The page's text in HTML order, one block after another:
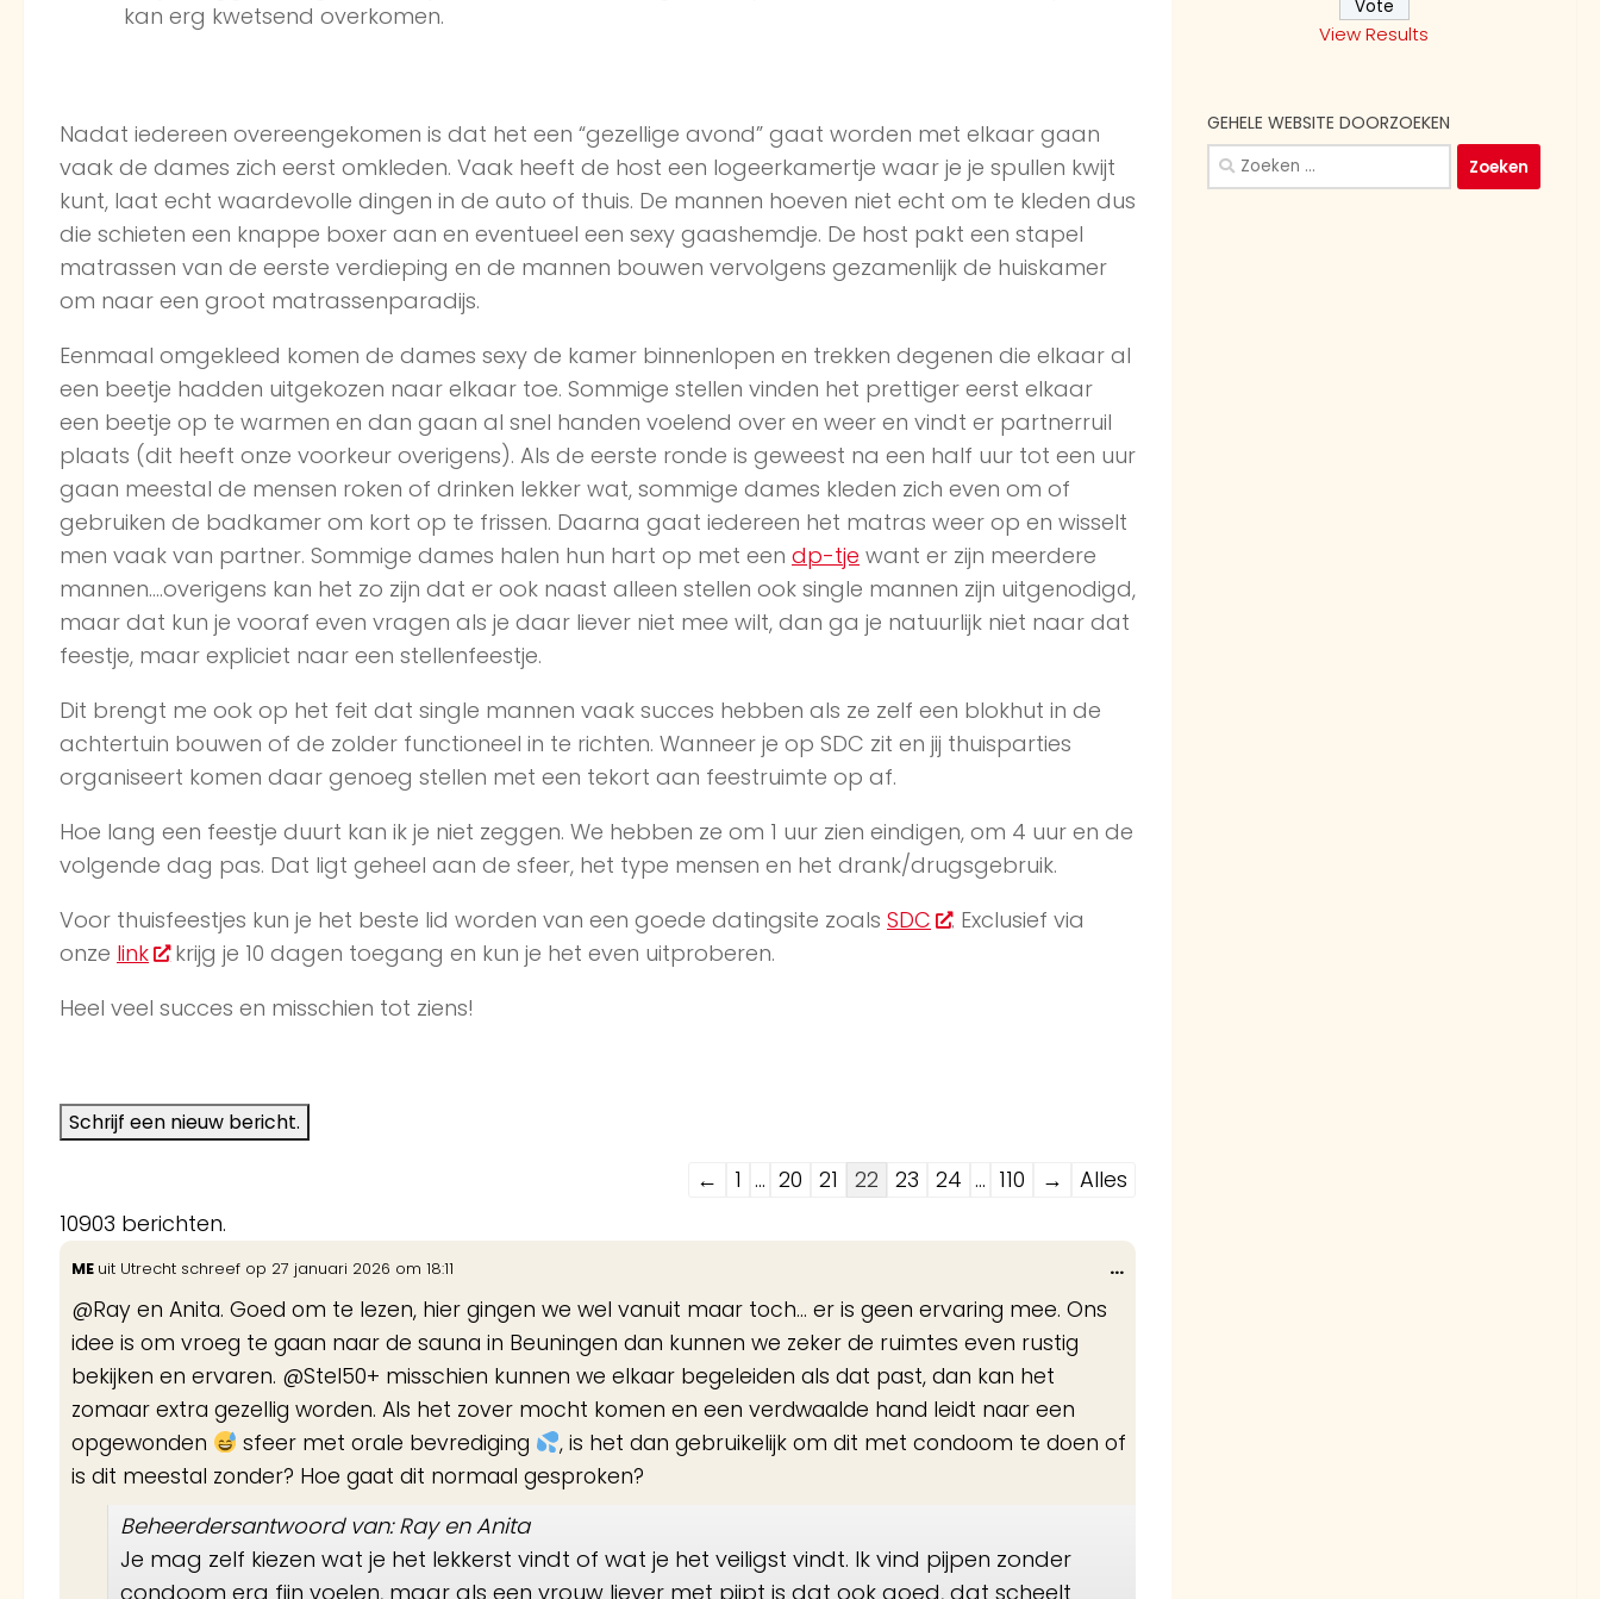
kan erg kwetsend overkomen.
Nadat iedereen overeengekomen is dat het een “gezellige avond” gaat worden met elkaar gaan
vaak de dames zich eerst omkleden. Vaak heeft de host een logeerkamertje waar je je spullen kwijt
kunt, laat echt waardevolle dingen in de auto of thuis. De mannen hoeven niet echt om te kleden dus
die schieten een knappe boxer aan en eventueel een sexy gaashemdje. De host pakt een stapel
matrassen van de eerste verdieping en de mannen bouwen vervolgens gezamenlijk de huiskamer
om naar een groot matrassenparadijs.
Eenmaal omgekleed komen de dames sexy de kamer binnenlopen en trekken degenen die elkaar al
een beetje hadden uitgekozen naar elkaar toe. Sommige stellen vinden het prettiger eerst elkaar
een beetje op te warmen en dan gaan al snel handen voelend over en weer en vindt er partnerruil
plaats (dit heeft onze voorkeur overigens). Als de eerste ronde is geweest na een half uur tot een uur
gaan meestal de mensen roken of drinken lekker wat, sommige dames kleden zich even om of
gebruiken de badkamer om kort op te frissen. Daarna gaat iedereen het matras weer op en wisselt
men vaak van partner. Sommige dames halen hun hart op met een dp-tje want er zijn meerdere
mannen….overigens kan het zo zijn dat er ook naast alleen stellen ook single mannen zijn uitgenodigd,
maar dat kun je vooraf even vragen als je daar liever niet mee wilt, dan ga je natuurlijk niet naar dat
feestje, maar expliciet naar een stellenfeestje.
Dit brengt me ook op het feit dat single mannen vaak succes hebben als ze zelf een blokhut in de
achtertuin bouwen of de zolder functioneel in te richten. Wanneer je op SDC zit en jij thuisparties
organiseert komen daar genoeg stellen met een tekort aan feestruimte op af.
Hoe lang een feestje duurt kan ik je niet zeggen. We hebben ze om 1 uur zien eindigen, om 4 uur en de
volgende dag pas. Dat ligt geheel aan de sfeer, het type mensen en het drank/drugsgebruik.
Voor thuisfeestjes kun je het beste lid worden van een goede datingsite zoals SDC
. Exclusief via
onze link
krijg je 10 dagen toegang en kun je het even uitproberen.
Heel veel succes en misschien tot ziens!
Navigatie
de
lijst
← 1 ... 20 21 22 23 24 ... 110 →
Alles
10903 berichten.
ME uit Utrecht schreef op 27 januari 2026 om 18:11
@Ray en Anita. Goed om te lezen, hier gingen we wel vanuit maar toch… er is geen ervaring mee. Ons
idee is om vroeg te gaan naar de sauna in Beuningen dan kunnen we zeker de ruimtes even rustig
bekijken en ervaren. @Stel50+ misschien kunnen we elkaar begeleiden als dat past, dan kan het
zomaar extra gezellig worden. Als het zover mocht komen en een verdwaalde hand leidt naar een
opgewonden
sfeer met orale bevrediging
, is het dan gebruikelijk om dit met condoom te doen of
is dit meestal zonder? Hoe gaat dit normaal gesproken?
Beheerdersantwoord van: Ray en Anita
Je mag zelf kiezen wat je het lekkerst vindt of wat je het veiligst vindt. Ik vind pijpen zonder
condoom erg fijn voelen, maar als een vrouw liever met pijpt is dat ook goed, dat scheelt
...Wissel
View Results
GEHELE WEBSITE DOORZOEKEN
Zoeken
naar: